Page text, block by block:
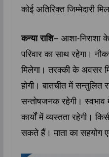
कोई अतिरिक्त जिम्मेदारी
कन्या राशि– आशा-निराशा
परिवार का साथ रहेगा।
मिलेगा। तरक्की के अवसर
होगी। बातचीत में सन्तुलित
सन्तोषजनक रहेगी। स्वभाव
कार्यों में व्यस्तता रहेगी।
सकते हैं। माता का सहयोग